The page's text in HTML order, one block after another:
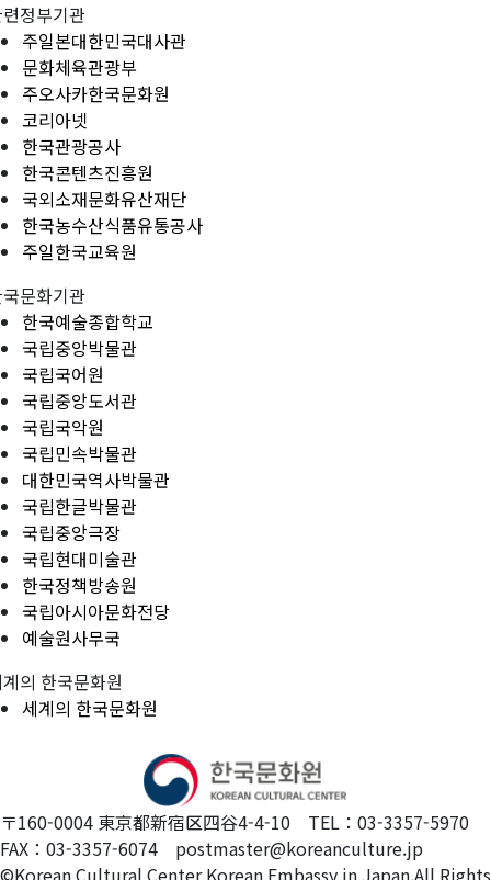
정부기관
주일본대한민국대사관
문화체육관광부
주오사카한국문화원
코리아넷
한국관광공사
한국콘텐츠진흥원
국외소재문화유산재단
한국농수산식품유통공사
주일한국교육원
문화기관
한국예술종합학교
국립중앙박물관
국립국어원
국립중앙도서관
국립국악원
국립민속박물관
대한민국역사박물관
국립한글박물관
국립중앙극장
국립현대미술관
한국정책방송원
국립아시아문화전당
예술원사무국
의 한국문화원
세계의 한국문화원
〒160-0004 東京都新宿区四谷4-4-10 TEL：03-3357-5970
FAX：03-3357-6074 postmaster@koreanculture.jp
©Korean Cultural Center Korean Embassy in Japan.All Rights